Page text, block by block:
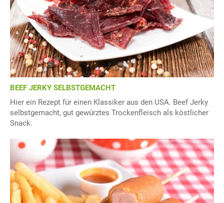
BEEF JERKY SELBSTGEMACHT
Hier ein Rezept für einen Klassiker aus den USA. Beef Jerky
selbstgemacht, gut gewürztes Trockenfleisch als köstlicher
Snack.